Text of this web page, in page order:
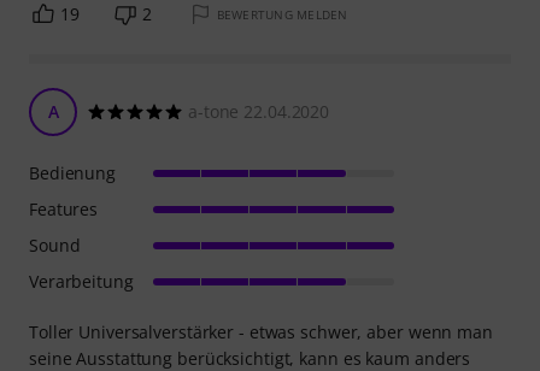
19 2 BEWERTUNG MELDEN
A a-tone 22.04.2020
Toller Universalverstärker - etwas schwer, aber wenn man
seine Ausstattung berücksichtigt, kann es kaum anders
Bedienung
Features
Sound
Verarbeitung